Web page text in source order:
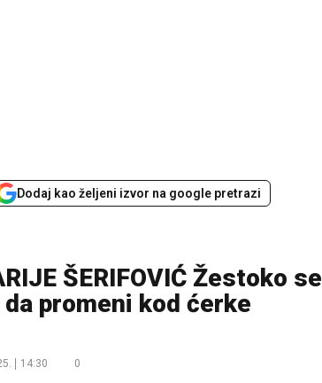
Dodaj kao željeni izvor na google pretrazi
ŠERIFOVIĆ Žestoko se
promeni kod ćerke
14:30 0